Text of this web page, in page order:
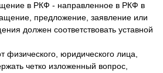
в РКФ - направленное в РКФ в
предложение, заявление или
должен соответствовать уставной
юридического лица,
четко изложенный вопрос,